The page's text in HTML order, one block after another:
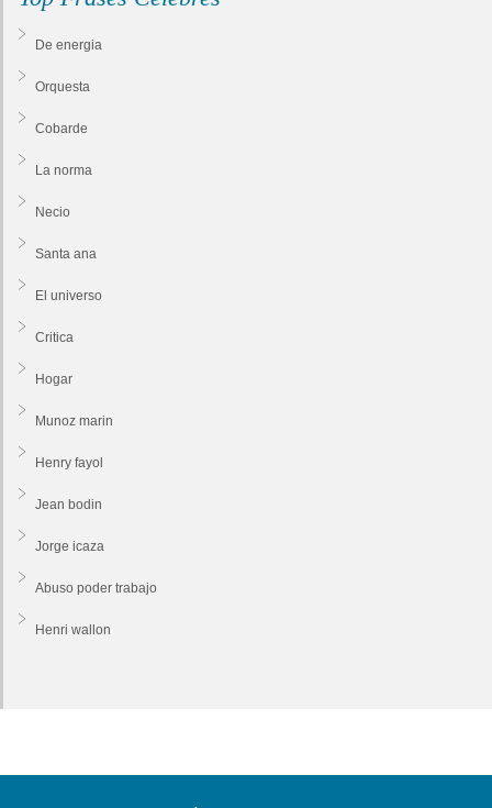
De energia
Orquesta
Cobarde
La norma
Necio
Santa ana
El universo
Critica
Hogar
Munoz marin
Henry fayol
Jean bodin
Jorge icaza
Abuso poder trabajo
Henri wallon